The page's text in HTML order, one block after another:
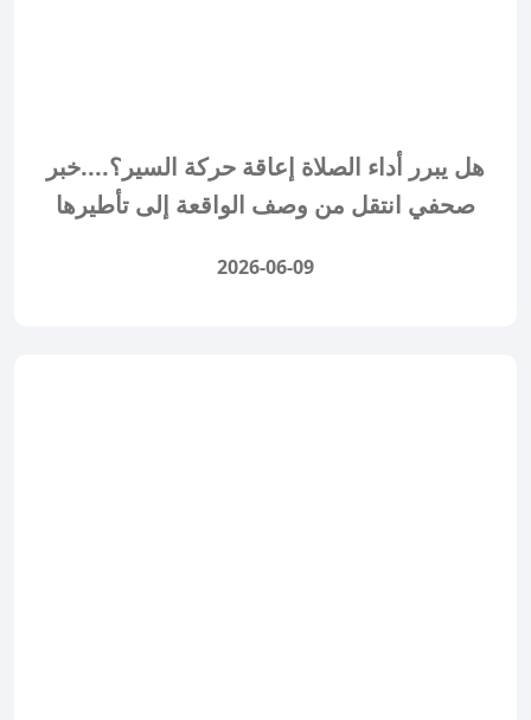
هل يبرر أداء الصلاة إعاقة حركة السير؟....خبر
صحفي انتقل من وصف الواقعة إلى تأطيرها
2026-06-09